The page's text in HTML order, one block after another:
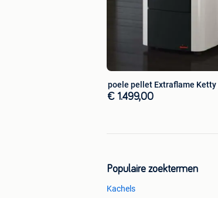
€ 1.499,00
Populaire zoektermen
Kachels